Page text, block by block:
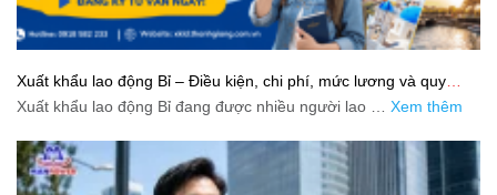
Xuất khẩu lao động Bỉ – Điều kiện, chi phí, mức lương và quy
trình chuẩn cho người lao động
Xuất khẩu lao động Bỉ đang được nhiều người lao … Xem thêm